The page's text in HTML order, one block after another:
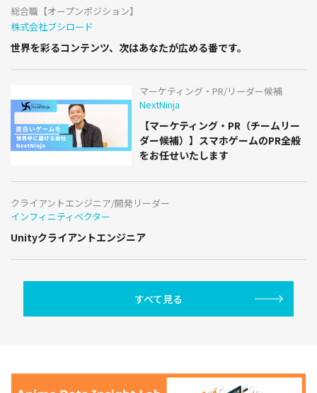
総合職【オープンポジション】
株式会社ブシロード
世界を彩るコンテンツ、次はあなたが広める番です。
マーケティング・PR/リーダー候補
NextNinja
【マーケティング・PR（チームリー
ダー候補）】スマホゲームのPR全般
をお任せいたします
クライアントエンジニア/開発リーダー
インフィニティベクター
Unityクライアントエンジニア
すべて見る